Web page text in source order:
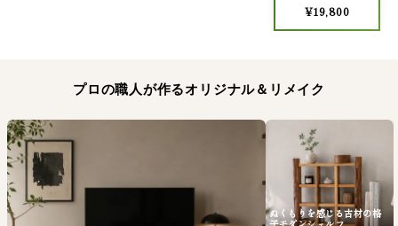
¥19,800
プロの職人が作るオリジナル＆リメイク
ぬくもりを感じる古材の格